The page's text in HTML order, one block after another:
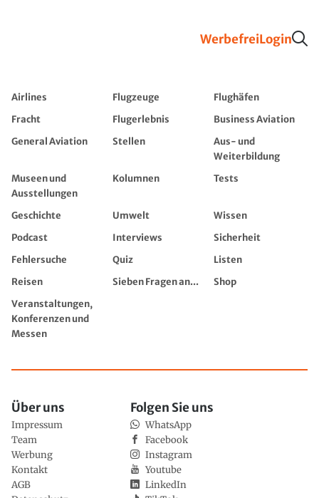
WerbefreiLogin
Airlines Flugzeuge
Flughäfen
Fracht
Flugerlebnis
Business Aviation
General Aviation
Stellen
Aus- und
Weiterbildung
Museen und
Ausstellungen
Kolumnen Tests
Geschichte Umwelt
Wissen
Podcast
Interviews
Sicherheit
Fehlersuche
Quiz
Listen
Reisen
Sieben Fragen an...
Shop
Veranstaltungen,
Konferenzen und
Messen
Über uns
Impressum
Team
Werbung
Kontakt
AGB
Folgen Sie uns
WhatsApp
Facebook
Instagram
Youtube
LinkedIn